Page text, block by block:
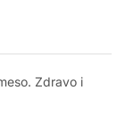
Zdravo i